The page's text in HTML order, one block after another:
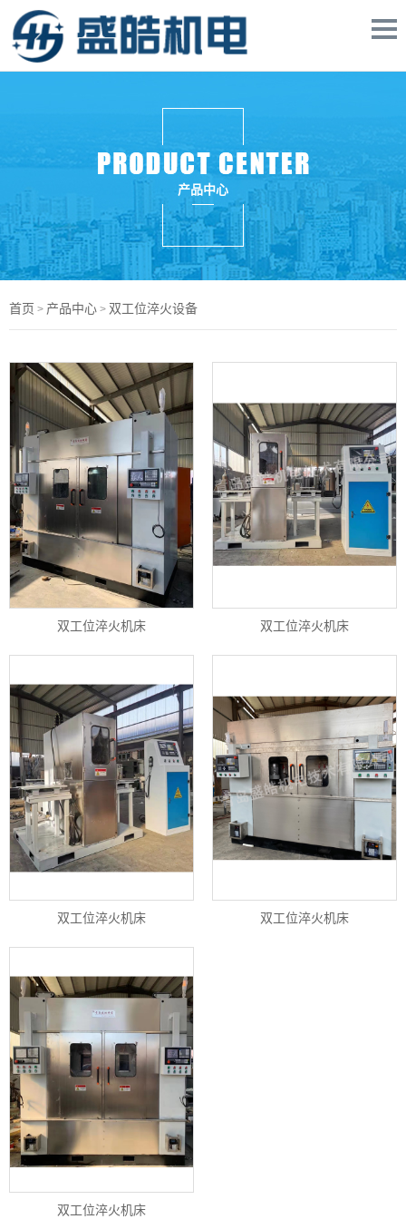
产品中心
首页 > 产品中心 > 双工位淬火设备
双工位淬火机床 双工位淬火机床
双工位淬火机床 双工位淬火机床
双工位淬火机床